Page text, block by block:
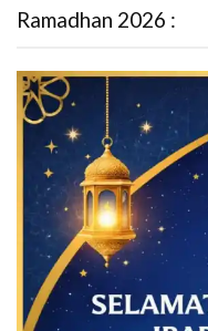
Ramadhan 2026 :